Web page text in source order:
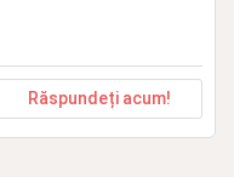
Răspundeți acum!